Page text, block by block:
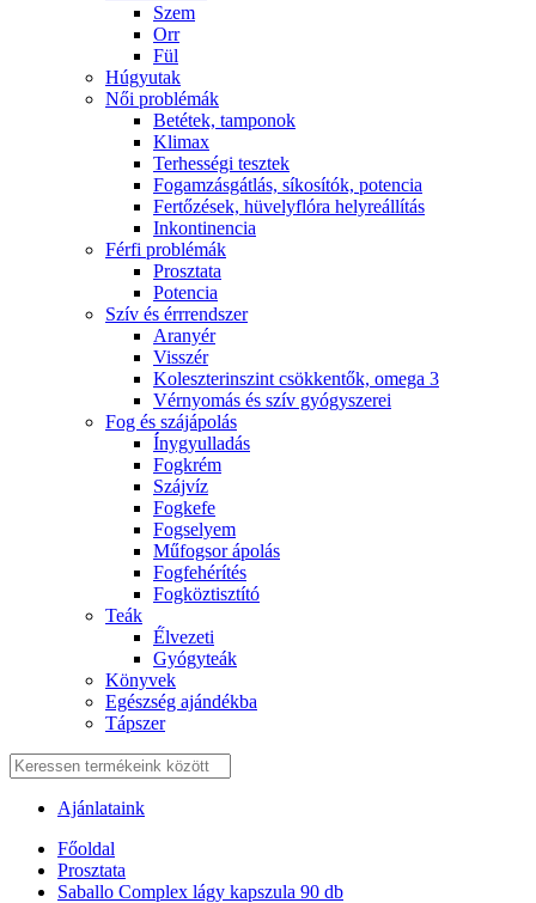
Szem
Orr
Fül
Húgyutak
Női problémák
Betétek, tamponok
Klimax
Terhességi tesztek
Fogamzásgátlás, síkosítók, potencia
Fertőzések, hüvelyflóra helyreállítás
Inkontinencia
Férfi problémák
Prosztata
Potencia
Szív és érrrendszer
Aranyér
Visszér
Koleszterinszint csökkentők, omega 3
Vérnyomás és szív gyógyszerei
Fog és szájápolás
Í́nygyulladás
Fogkrém
Szájvíz
Fogkefe
Fogselyem
Műfogsor ápolás
Fogfehérítés
Fogköztisztító
Teák
É́lvezeti
Gyógyteák
Könyvek
Egészség ajándékba
Tápszer
Ajánlataink
Főoldal
Prosztata
Saballo Complex lágy kapszula 90 db